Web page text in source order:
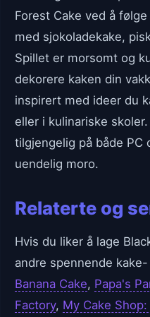
Forest Cake ved å
med sjokoladekake,
Spillet er morsomt og
dekorere kaken din
inspirert med ideer du
eller i kulinariske
tilgjengelig på både
uendelig moro.
Relaterte og
Hvis du liker å lage
andre spennende
Banana Cake, Papa's
Factory, My Cake